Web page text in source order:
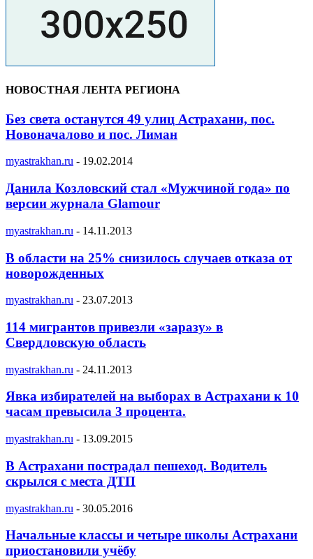
НОВОСТНАЯ ЛЕНТА РЕГИОНА
Без света останутся 49 улиц Астрахани, пос.
Новоначалово и пос. Лиман
myastrakhan.ru - 19.02.2014
Данила Козловский стал «Мужчиной года» по
версии журнала Glamour
myastrakhan.ru - 14.11.2013
В области на 25% снизилось случаев отказа от
новорожденных
myastrakhan.ru - 23.07.2013
114 мигрантов привезли «заразу» в
Свердловскую область
myastrakhan.ru - 24.11.2013
Явка избирателей на выборах в Астрахани к 10
часам превысила 3 процента.
myastrakhan.ru - 13.09.2015
В Астрахани пострадал пешеход. Водитель
скрылся с места ДТП
myastrakhan.ru - 30.05.2016
Начальные классы и четыре школы Астрахани
приостановили учёбу